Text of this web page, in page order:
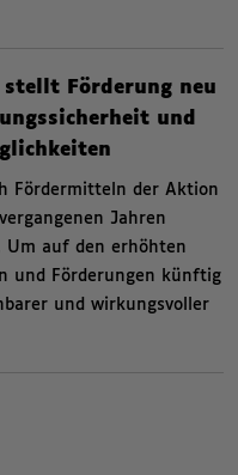
Förderung neu
und
Fördermitteln der Aktion
Jahren
Um auf den erhöhten
und Förderungen künftig
und wirkungsvoller